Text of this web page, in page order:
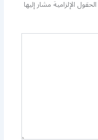
الحقول الإلزامية مشار إليها